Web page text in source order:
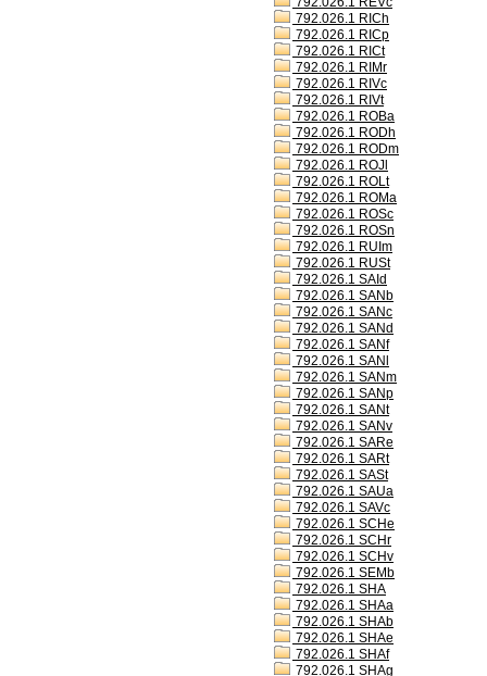
792.026.1 RICh
792.026.1 RICp
792.026.1 RICt
792.026.1 RIMr
792.026.1 RIVc
792.026.1 RIVt
792.026.1 ROBa
792.026.1 RODh
792.026.1 RODm
792.026.1 ROJl
792.026.1 ROLt
792.026.1 ROMa
792.026.1 ROSc
792.026.1 ROSn
792.026.1 RUIm
792.026.1 RUSt
792.026.1 SAId
792.026.1 SANb
792.026.1 SANc
792.026.1 SANd
792.026.1 SANf
792.026.1 SANl
792.026.1 SANm
792.026.1 SANp
792.026.1 SANt
792.026.1 SANv
792.026.1 SARe
792.026.1 SARt
792.026.1 SASt
792.026.1 SAUa
792.026.1 SAVc
792.026.1 SCHe
792.026.1 SCHr
792.026.1 SCHv
792.026.1 SEMb
792.026.1 SHA
792.026.1 SHAa
792.026.1 SHAb
792.026.1 SHAe
792.026.1 SHAf
792.026.1 SHAg